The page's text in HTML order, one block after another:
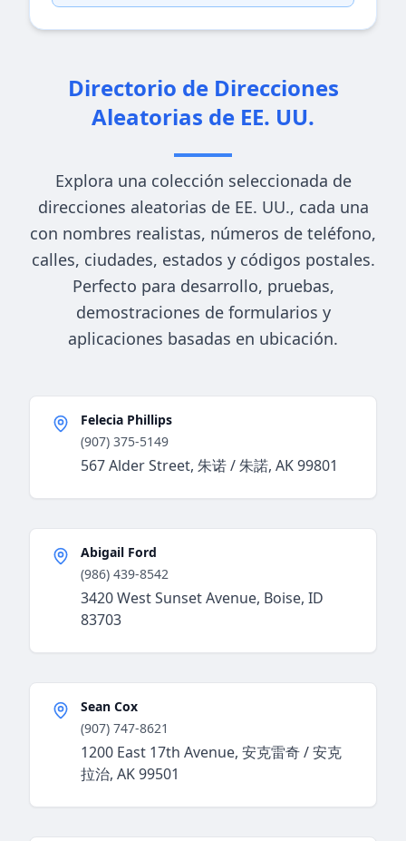
Directorio de Direcciones
Aleatorias de EE. UU.
Explora una colección seleccionada de
direcciones aleatorias de EE. UU., cada una
con nombres realistas, números de teléfono,
calles, ciudades, estados y códigos postales.
Perfecto para desarrollo, pruebas,
demostraciones de formularios y
aplicaciones basadas en ubicación.
Felecia Phillips
(907) 375-5149
567 Alder Street, 朱诺 / 朱諾, AK 99801
Abigail Ford
(986) 439-8542
3420 West Sunset Avenue, Boise, ID
83703
Sean Cox
(907) 747-8621
1200 East 17th Avenue, 安克雷奇 / 安克
拉治, AK 99501